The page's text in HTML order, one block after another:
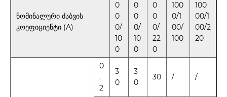
ნომინალური ძაბვის
კოეფიციენტი (A)
0
0
0/
10
0
0
0
0/
10
0
0
0
0/
22
0
100
0/1
00/
100
100
00/1
00/2
20
0
.
2
3
0
3
0
30 / /